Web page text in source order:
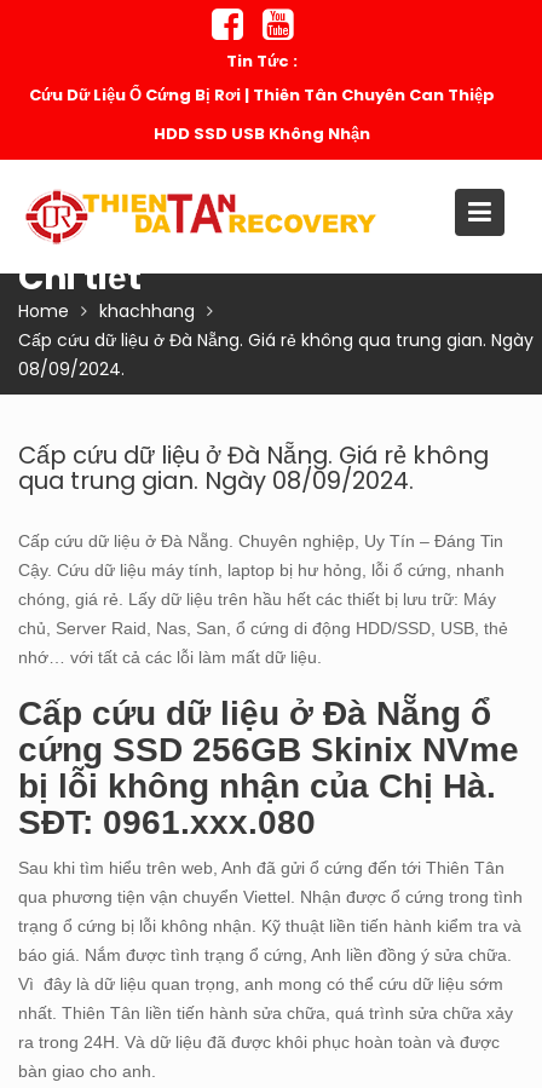
Tin Tức :
Cứu Dữ Liệu Ổ Cứng Bị Rơi | Thiên Tân Chuyên Can Thiệp
HDD SSD USB Không Nhận
Chi tiết
Home
khachhang
Cấp cứu dữ liệu ở Đà Nẵng. Giá rẻ không qua trung gian. Ngày
08/09/2024.
Cấp cứu dữ liệu ở Đà Nẵng. Giá rẻ không
qua trung gian. Ngày 08/09/2024.
Cấp cứu dữ liệu ở Đà Nẵng. Chuyên nghiệp, Uy Tín – Đáng Tin
Cậy. Cứu dữ liệu máy tính, laptop bị hư hỏng, lỗi ổ cứng, nhanh
chóng, giá rẻ. Lấy dữ liệu trên hầu hết các thiết bị lưu trữ: Máy
chủ, Server Raid, Nas, San, ổ cứng di động HDD/SSD, USB, thẻ
nhớ… với tất cả các lỗi làm mất dữ liệu.
Cấp cứu dữ liệu ở Đà Nẵng ổ
cứng SSD 256GB Skinix NVme
bị lỗi không nhận của Chị Hà.
SĐT: 0961.xxx.080
Sau khi tìm hiểu trên web, Anh đã gửi ổ cứng đến tới Thiên Tân
qua phương tiện vận chuyển Viettel. Nhận được ổ cứng trong tình
trạng ổ cứng bị lỗi không nhận. Kỹ thuật liền tiến hành kiểm tra và
báo giá. Nắm được tình trạng ổ cứng, Anh liền đồng ý sửa chữa.
Vì đây là dữ liệu quan trọng, anh mong có thể cứu dữ liệu sớm
nhất. Thiên Tân liền tiến hành sửa chữa, quá trình sửa chữa xảy
ra trong 24H. Và dữ liệu đã được khôi phục hoàn toàn và được
bàn giao cho anh.